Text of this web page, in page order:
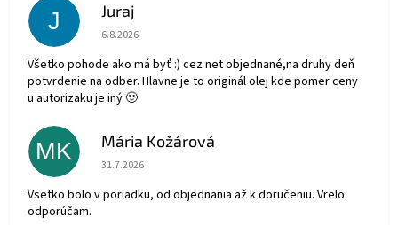
J Juraj
Hodnotenie obchodu je 5 z 5 hviezdičiek.
6.8.2026
Všetko pohode ako má byť :) cez net objednané,na druhy deň
potvrdenie na odber. Hlavne je to originál olej kde pomer ceny
u autorizaku je iný 🙂
MK Mária Kožárová
Hodnotenie obchodu je 5 z 5 hviezdičiek.
31.7.2026
Vsetko bolo v poriadku, od objednania až k doručeniu. Vrelo
odporúčam.